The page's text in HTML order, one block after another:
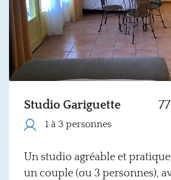
Studio Gariguette
1 à 3 personnes
Un studio agréable et
un couple (ou 3 personnes),